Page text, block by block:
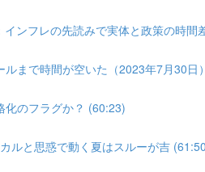
ンフレの先読みで実体と政策の時
まで時間が空いた（2023年7月30日
化のフラグか？ (60:23)
ルと思惑で動く夏はスルーが吉